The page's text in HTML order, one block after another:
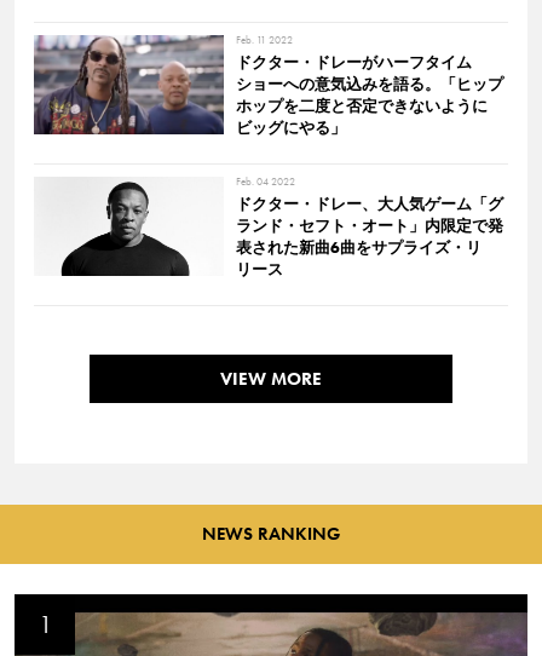
Feb. 11 2022
ドクター・ドレーがハーフタイム
ショーへの意気込みを語る。「ヒップ
ホップを二度と否定できないように
ビッグにやる」
Feb. 04 2022
ドクター・ドレー、大人気ゲーム「グ
ランド・セフト・オート」内限定で発
表された新曲6曲をサプライズ・リ
リース
VIEW MORE
NEWS RANKING